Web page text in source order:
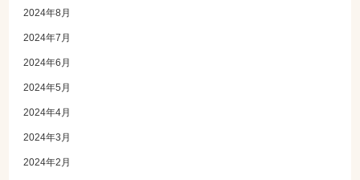
2024年8月
2024年7月
2024年6月
2024年5月
2024年4月
2024年3月
2024年2月